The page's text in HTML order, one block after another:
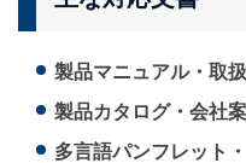
製品マニュアル・取
製品カタログ・会社
多言語パンフレット